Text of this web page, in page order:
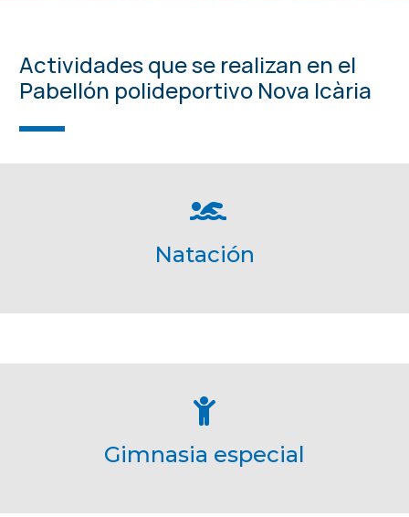
Actividades que se realizan en el
Pabellón polideportivo Nova Icària
Natación
Gimnasia especial